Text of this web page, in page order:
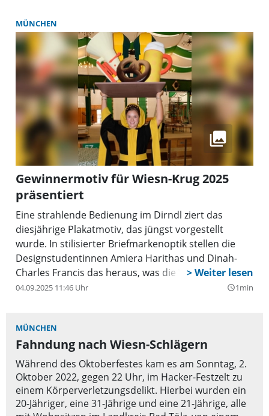
MÜNCHEN
Gewinnermotiv für Wiesn-Krug 2025
präsentiert
Eine strahlende Bedienung im Dirndl ziert das
diesjährige Plakatmotiv, das jüngst vorgestellt
wurde. In stilisierter Briefmarkenoptik stellen die
Designstudentinnen Amiera Harithas und Dinah-
Charles Francis das heraus, was die Wiesn so
besonders macht: Lebendigkeit, Humor und
Menschen unterschiedlichster Herkunft
zusammenkommen, sich kennenlernen und eine
besondere Gemeinschaft erleben“, erklären die
beiden Designerinnen. Gewidmet ist das Motiv allen,
die das Fest mit ihrer harten Arbeit überhaupt erst
möglich machen: den Bedienungen, der
04.09.2025 11:46 Uhr query_builder1min
MÜNCHEN
Fahndung nach Wiesn-Schlägern
Während des Oktoberfestes kam es am Sonntag, 2.
Oktober 2022, gegen 22 Uhr, im Hacker-Festzelt zu
einem Körperverletzungsdelikt. Hierbei wurden ein
20-Jähriger, eine 31-Jährige und eine 21-Jährige, alle